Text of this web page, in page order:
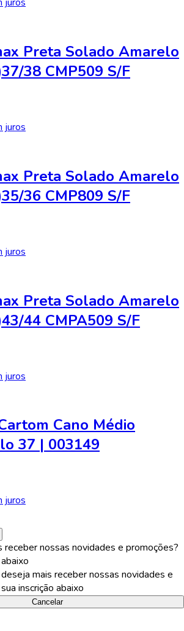
Preta Solado Amarelo
38 CMP509 S/F
juros
Preta Solado Amarelo
36 CMP809 S/F
juros
Preta Solado Amarelo
44 CMPA509 S/F
juros
Cano Médio
37 | 003149
juros
receber nossas novidades e promoções?
mais receber nossas novidades e
inscrição abaixo
Cancelar